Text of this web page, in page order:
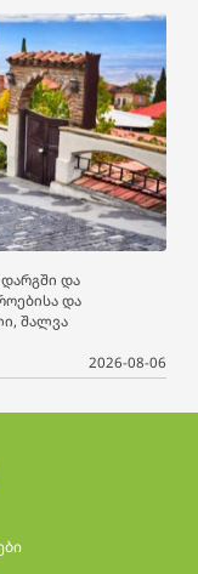
და
და
შალვა
2026-08-06